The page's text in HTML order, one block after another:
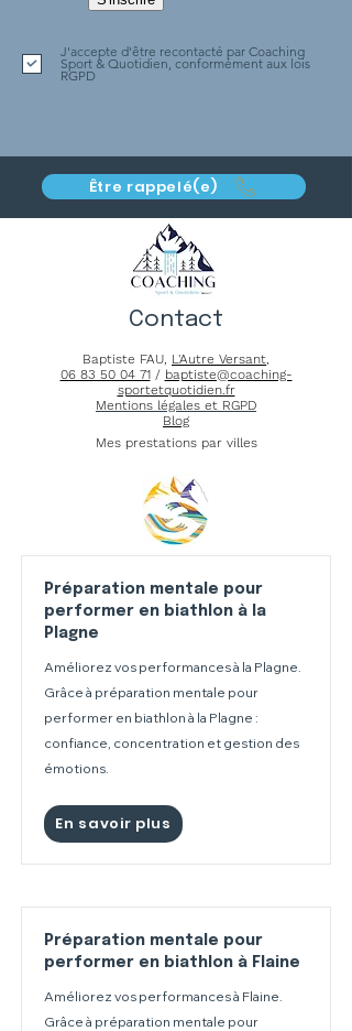
J'accepte d'être recontacté par Coaching
Sport & Quotidien, conformément aux lois
RGPD
Être rappelé(e)
Contact
Baptiste FAU, L'Autre Versant,
06 83 50 04 71/ baptiste@coaching-
sportetquotidien.fr
Mentions légales et RGPD
Blog
Mes prestations par villes
Préparation mentale pour
performer en biathlon à la
Plagne
Améliorez vos performances à la Plagne.
Grâce à préparation mentale pour
performer en biathlon à la Plagne :
confiance, concentration et gestion des
émotions.
En savoir plus
Préparation mentale pour
performer en biathlon à Flaine
Améliorez vos performances à Flaine.
Grâce à préparation mentale pour